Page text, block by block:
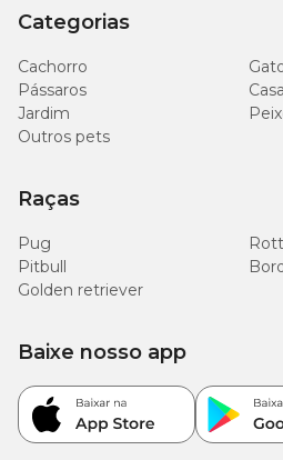
Categorias
Cachorro
Pássaros
Casa
Jardim
Outros pets
Raças
Pug
Pitbull
Golden retriever
Baixe nosso app